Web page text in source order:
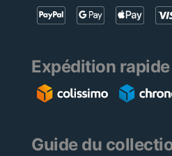
Expédition rapide
Guide du